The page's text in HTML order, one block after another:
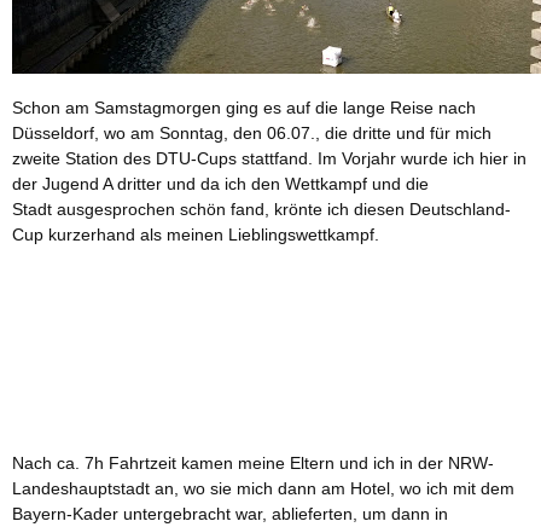
Schon am Samstagmorgen ging es auf die lange Reise nach
Düsseldorf, wo am Sonntag, den 06.07., die dritte und für mich
zweite Station des DTU-Cups stattfand. Im Vorjahr wurde ich hier in
der Jugend A dritter und da ich den Wettkampf und die
Stadt ausgesprochen schön fand, krönte ich diesen Deutschland-
Cup kurzerhand als meinen Lieblingswettkampf.
Nach ca. 7h Fahrtzeit kamen meine Eltern und ich in der NRW-
Landeshauptstadt an, wo sie mich dann am Hotel, wo ich mit dem
Bayern-Kader untergebracht war, ablieferten, um dann in